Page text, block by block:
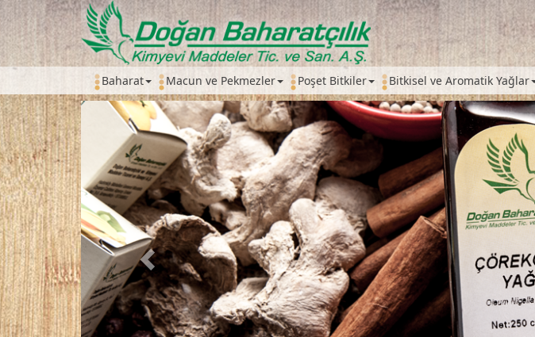
Baharat Macun ve Pekmezler Poşet Bitkiler Bitkisel ve Aromatik Yağlar